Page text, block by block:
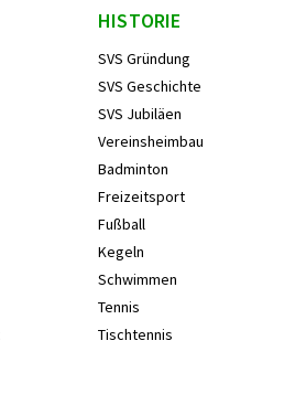
HISTORIE
SVS Gründung
SVS Geschichte
SVS Jubiläen
Vereinsheimbau
Badminton
Freizeitsport
Fußball
Kegeln
Schwimmen
Tennis
Tischtennis